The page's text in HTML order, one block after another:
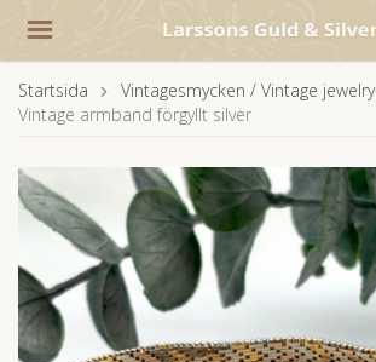
Startsida
Vintagesmycken / Vintage jewelry
Vintage armband förgyllt silver